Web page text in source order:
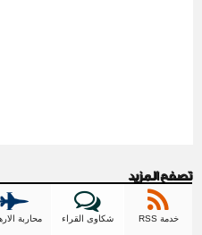
شكاوى القراء محاربة الارهاب
أحوال